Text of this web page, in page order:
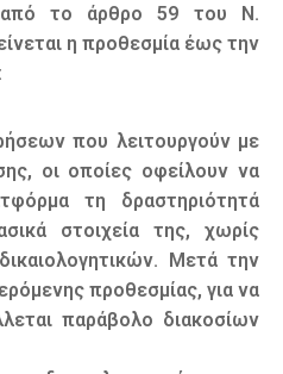
από το άρθρο 59 του Ν.
η προθεσμία έως την
που λειτουργούν με
οι οποίες οφείλουν να
τη δραστηριότητά
στοιχεία της, χωρίς
Μετά την
προθεσμίας, για να
παράβολο διακοσίων